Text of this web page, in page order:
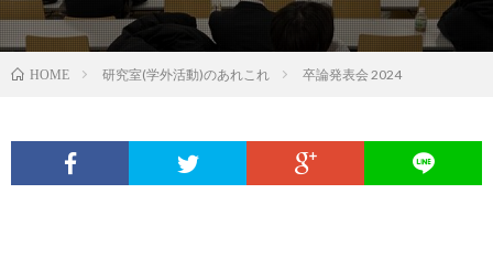
HOME 研究室(学外活動)のあれこれ 卒論発表会 2024